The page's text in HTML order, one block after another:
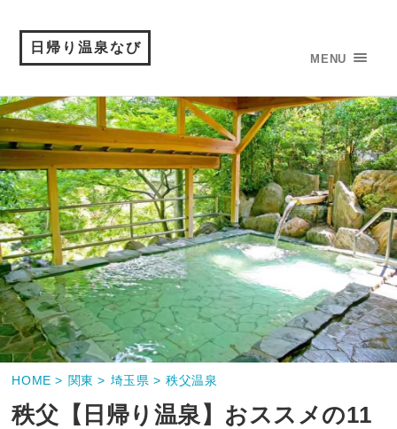
日帰り温泉なび
MENU
HOME > 関東 > 埼玉県 > 秩父温泉
秩父【日帰り温泉】おススメの11